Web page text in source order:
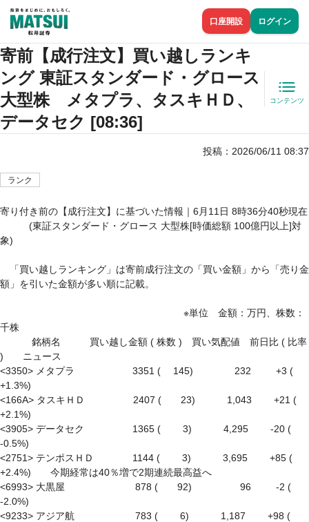
口座開設 ログイン
寄前【成行注文】買い越しランキ
ング 東証スタンダード・グロース
大型株 メタプラ、タスキＨＤ、
データセク [08:36]
コンテンツ
投稿： 2026/06/11 08:37
ランク
寄り付き前の【成行注文】に基づいた情報｜6月11日 8時36分40秒現在
(東証スタンダード・グロース 大型株[時価総額 100億円以上]対
象)
「買い越しランキング」は寄前成行注文の「買い金額」から「売り金
額」を引いた金額が多い順に記載。
※単位　金額：万円、株数：
千株
銘柄名　　　買い越し金額 ( 株数 )　買い気配値　前日比 ( 比率
)　　ニュース
<3350> メタプラ　　　　　　3351 (　 145)　　　　 232 　　 +3 (
+1.3%)
<166A> タスキＨＤ　　　　　2407 (　　23)　　　 1,043　　 +21 (
+2.1%)
<3905> データセク　　　　　1365 (　　 3)　　　 4,295　　 -20 (
-0.5%)
<2751> テンポスＨＤ　　　　1144 (　　 3)　　　 3,695　　 +85 (
+2.4%)　　今期経常は40％増で2期連続最高益へ
<6993> 大黒屋　　　　　　　 878 (　　92)　　　　　96 　　 -2 (
-2.0%)
<9233> アジア航　　　　　　 783 (　　 6)　　　 1,187　　 +98 (